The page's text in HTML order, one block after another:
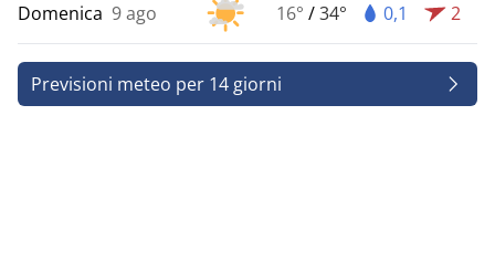
Domenica 9 ago 16° /34° 0,1 2
Previsioni meteo per 14 giorni